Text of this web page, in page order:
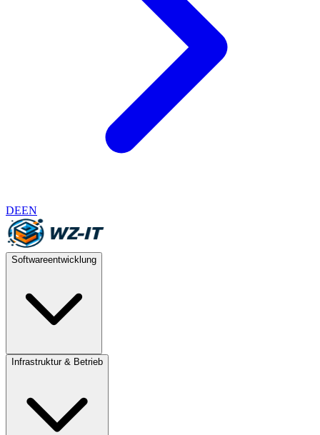
DEEN
Softwareentwicklung
Infrastruktur & Betrieb